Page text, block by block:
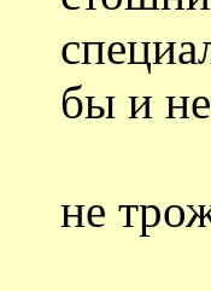
бы и
не